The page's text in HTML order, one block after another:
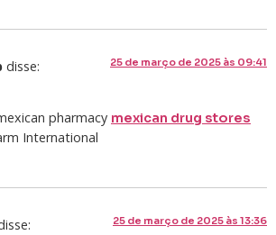
disse: 25 de março de 2025 às 09:41
pharmacy mexican drug stores
International
25 de março de 2025 às 13:36